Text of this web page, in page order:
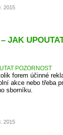
2015
JAK
POZORNOST
forem účinné
akce nebo třeba
sborníku.
2015